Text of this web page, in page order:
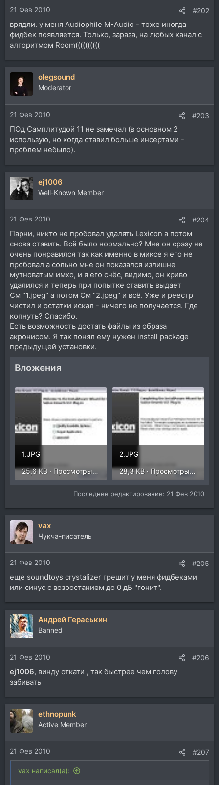
21 Фев 2010 #202
врядли. у меня Audiophile M-Audio - тоже иногда
фидбек появляется. Только, зараза, на любых канал с
алгоритмом Room((((((((((
olegsound
Moderator
21 Фев 2010 #203
ПОд Самплитудой 11 не замечал (в основном 2
использую, но когда ставил больше инсертами -
проблем небыло).
ej1006
Well-Known Member
21 Фев 2010 #204
Парни, никто не пробовал удалять Lexicon а потом
снова ставить. Всё было нормально? Мне он сразу не
очень понравился так как именно в миксе я его не
пробовал а сольно мне он показался излишне
мутноватым имхо, и я его снёс, видимо, он криво
удалился и теперь при попытке ставить выдает
См "1.jpeg" а потом См "2.jpeg" и всё. Уже и реестр
чистил и остатки искал - ничего не получается. Где
копнуть? Спасибо.
Есть возможность достать файлы из образа
акронисом. Я так понял ему нужен install package
предыдущей установки.
Вложения
1.JPG
25,6 KB · Просмотры: 28
2.JPG
28,3 KB · Просмотры: 24
Последнее редактирование: 21 Фев 2010
vax
Чукча-писатель
21 Фев 2010 #205
eще soundtoys crystalizer грешит у меня фидбеками
или синус с возростанием до 0 дБ "гонит".
Андрей Гераськин
Banned
21 Фев 2010 #206
ej1006, винду откати , так быстрее чем голову
забивать
ethnopunk
Active Member
21 Фев 2010 #207
vax написал(а):